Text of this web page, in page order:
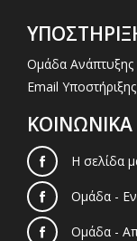
Ομάδα Ανάπτυξης
Email
ΚΟΙΝΩΝΙΚΑ
Η σελίδα
Ομάδα -
Ομάδα -